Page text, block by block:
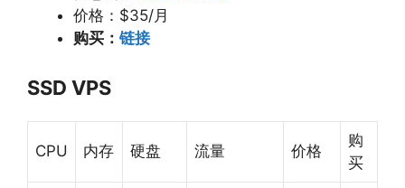
价格：$35/月
购买： 链接
SSD VPS
CPU 内存 硬盘 流量 价格
购
买